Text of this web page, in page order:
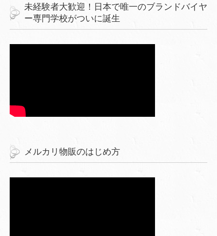
未経験者大歓迎！日本で唯一のブランドバイヤ
ー専門学校がついに誕生
メルカリ物販のはじめ方